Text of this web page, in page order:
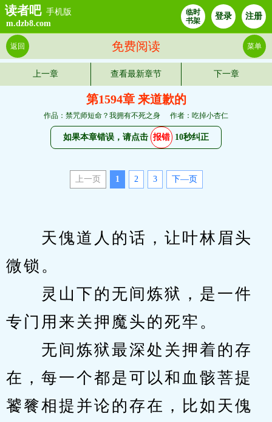
读者吧 手机版
m.dzb8.com
临时
书架
登录 注册
免费阅读
返回 菜单
上一章 查看最新章节 下一章
第1594章 来道歉的
作品：禁咒师短命？我拥有不死之身 作者：吃掉小杏仁
如果本章错误，请点击 报错 10秒纠正
上一页 1 2 3 下—页
天傀道人的话，让叶林眉头
微锁。
灵山下的无间炼狱，是一件
专门用来关押魔头的死牢。
无间炼狱最深处关押着的存
在，每一个都是可以和血骸菩提
饕餮相提并论的存在，比如天傀